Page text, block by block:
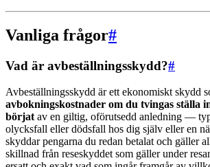
Vanliga frågor#
Vad är avbeställningsskydd?#
Avbeställningsskydd är ett ekonomiskt skydd
avbokningskostnader om du tvingas ställa
börjatav en giltig, oförutsedd anledning —
olycksfall eller dödsfall hos dig själv eller en
skyddar pengarna du redan betalat och gäller
skillnad från reseskyddet som gäller under